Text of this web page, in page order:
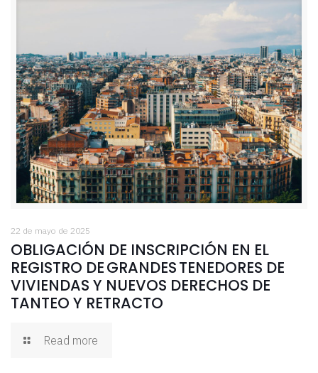
22 de mayo de 2025
OBLIGACIÓN DE INSCRIPCIÓN EN EL
REGISTRO DE GRANDES TENEDORES DE
VIVIENDAS Y NUEVOS DERECHOS DE
TANTEO Y RETRACTO
Read more